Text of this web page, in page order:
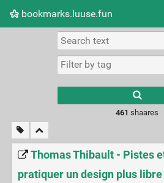
bookmarks.luuse.fun
Picture wall
461 shaares
Thomas Thibault - Pistes
pratiquer un design plus